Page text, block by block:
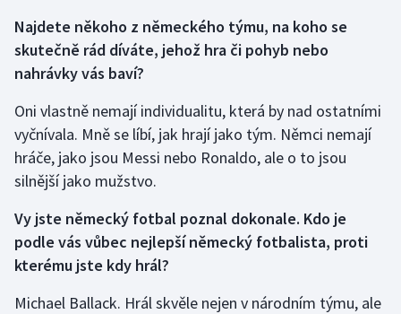
Najdete někoho z německého týmu, na koho se
skutečně rád díváte, jehož hra či pohyb nebo
nahrávky vás baví?
Oni vlastně nemají individualitu, která by nad ostatními
vyčnívala. Mně se líbí, jak hrají jako tým. Němci nemají
hráče, jako jsou Messi nebo Ronaldo, ale o to jsou
silnější jako mužstvo.
Vy jste německý fotbal poznal dokonale. Kdo je
podle vás vůbec nejlepší německý fotbalista, proti
kterému jste kdy hrál?
Michael Ballack. Hrál skvěle nejen v národním týmu, ale